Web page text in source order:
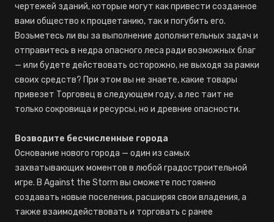
чертежей зданий, которые могут как привести созданное
вами общество к процветанию, так и погубить его.
Возьметесь ли вы за выполнение дополнительных задач и
отправитесь в недра опасного леса ради возможных благ
— или будете действовать осторожно, не выходя за рамки
своих средств? При этом вы не знаете, какие товары
привезет Торговец в следующем году, а лес таит не
только сокровища и ресурсы, но и древние опасности.
Возводите бесчисленные города
Основание нового города — один из самых
захватывающих моментов в любой градостроительной
игре. В Against the Storm вы сможете постоянно
создавать новые поселения, расширяя свои владения, а
также взаимодействовать и торговать с ранее